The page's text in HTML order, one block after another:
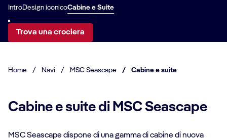
IntroDesign iconicoCabine e Suite
Trova una crociera
Home / Navi / MSC Seascape / Cabine e suite
Cabine e suite di MSC Seascape
MSC Seascape dispone di una gamma di cabine di nuova